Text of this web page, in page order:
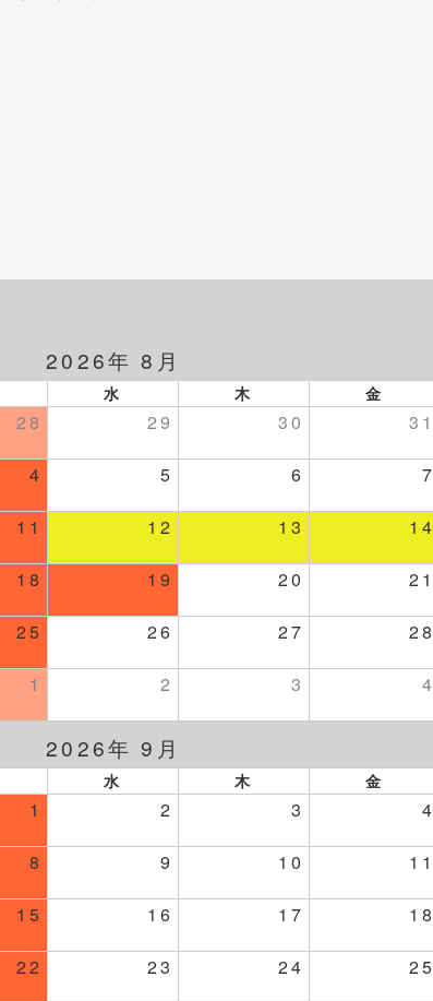
2026年 8月
水 木 金
28 29 30 31
4 5 6 7
11 12 13 14
18 19 20 21
25 26 27 28
1 2 3 4
2026年 9月
水 木 金
1 2 3 4
8 9 10 11
15 16 17 18
22 23 24 25